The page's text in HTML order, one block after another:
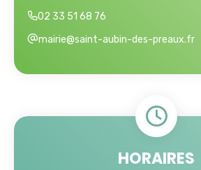
02 33 51 68 76
mairie@saint-aubin-des-preaux.fr
HORAIRES